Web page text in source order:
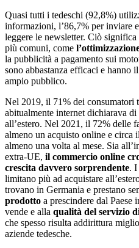
Quasi tutti i tedeschi (92,8%)
informazioni, l’86,7% per inviare
leggere le newsletter. Ciò
più comuni, come
la pubblicità a pagamento sui
sono abbastanza efficaci e hanno
ampio pubblico.
Nel 2019, il 71% dei consumatori
abitualmente internet dichiarava
all’estero. Nel 2021, il 72% delle
almeno un acquisto online e
almeno una volta al mese. Sia
extra-UE, il commercio online
crescita davvero sorprendente. I
limitano più ad acquistare
trovano in Germania e prestano
prodotto a prescindere dal Paese
vende e alla qualità del servizio
che spesso risulta addirittura
aziende tedesche.